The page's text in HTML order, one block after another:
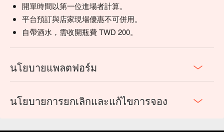
開單時間以第一位進場者計算。
平台預訂與店家現場優惠不可併用。
自帶酒水，需收開瓶費 TWD 200。
นโยบายแพลตฟอร์ม
นโยบายการยกเลิกและแก้ไขการจอง